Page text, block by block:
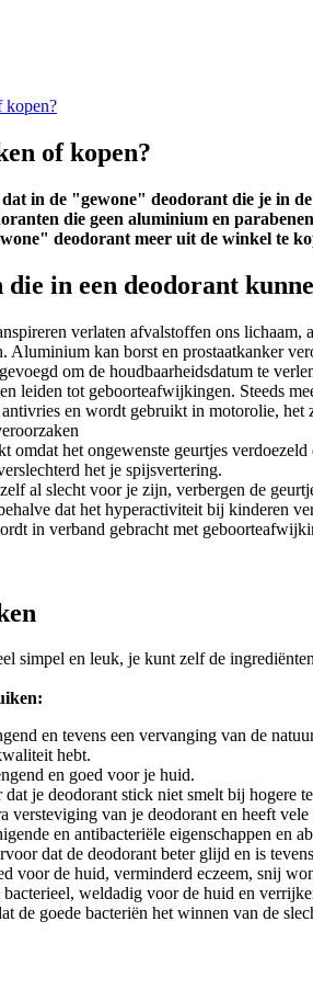
kopen?
of kopen?
in de "gewone" deodorant die je in
die geen aluminium en
deodorant meer uit de winkel te
in een deodorant
verlaten afvalstoffen ons
Aluminium kan borst en prostaatkanker
om de houdbaarheidsdatum te
leiden tot geboorteafwijkingen. Steeds
antivries en wordt gebruikt in motorolie, het
omdat het ongewenste geurtjes
het je spijsvertering.
al slecht voor je zijn, verbergen de
dat het hyperactiviteit bij kinderen
in verband gebracht met
simpel en leuk, je kunt zelf de
en tevens een vervanging van de
hebt.
en goed voor je huid.
je deodorant stick niet smelt bij hogere
versteviging van je deodorant en heeft
en antibacteriële eigenschappen en
dat de deodorant beter glijd en is
voor de huid, verminderd eczeem, snij
weldadig voor de huid en
de goede bacteriën het winnen van de